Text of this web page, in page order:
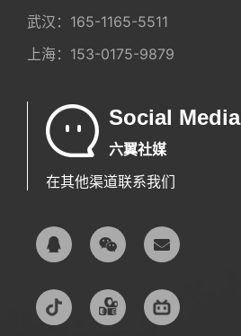
武汉： 165-1165-5511
上海： 153-0175-9879
Social Media
六翼社媒
在其他渠道联系我们